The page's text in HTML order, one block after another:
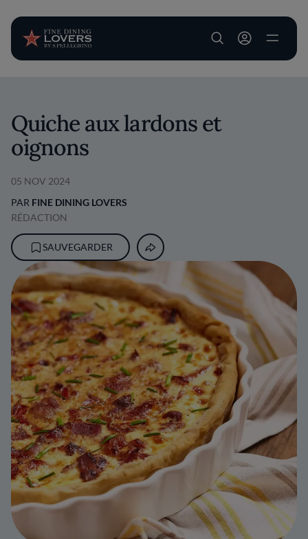
User account
Quiche aux lardons et
oignons
05 NOV 2024
PAR FINE DINING LOVERS
RÉDACTION
SAUVEGARDER